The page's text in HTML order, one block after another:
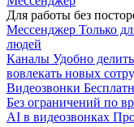
Для работы без
Мессенджер Только
людей
Каналы Удобно
вовлекать новых
Видеозвонки
Без ограничений по
AI в видеозвонках